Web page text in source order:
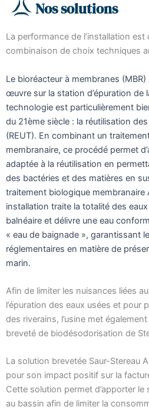
Nos solutions
La performance de l’installation est
combinaison de choix techniques
Le bioréacteur à membranes
œuvre sur la station d’épuration de
technologie est particulièrement
du 21ème siècle : la réutilisation
(REUT). En combinant un
membranaire, ce procédé permet
adaptée à la réutilisation en
des bactéries et des matières en
traitement biologique membranaire
installation traite la totalité des
balnéaire et délivre une eau
« eau de baignade », garantissant
réglementaires en matière de
marin.
Afin de limiter les nuisances liées
l’épuration des eaux usées et pour
des riverains, l’usine met
breveté de biodésodorisation de
La solution brevetée Saur-Stereau
pour son impact positif sur la
Cette solution permet d’apporter le
au bassin afin de limiter la